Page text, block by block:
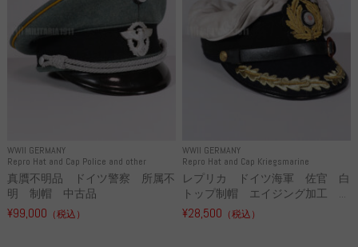
WWII GERMANY
Repro Hat and Cap Police and other
真贋不明品 ドイツ警察 所属不
明 制帽 中古品
¥99,000 （税込）
WWII GERMANY
Repro Hat and Cap Kriegsmarine
レプリカ ドイツ海軍 佐官 白
トップ制帽 エイジング加工 ...
¥28,500 （税込）